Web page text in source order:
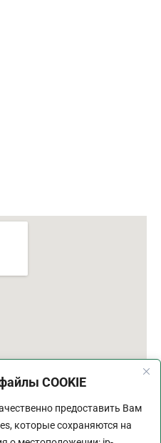
COOKIE
предоставить Вам
которые сохраняются на